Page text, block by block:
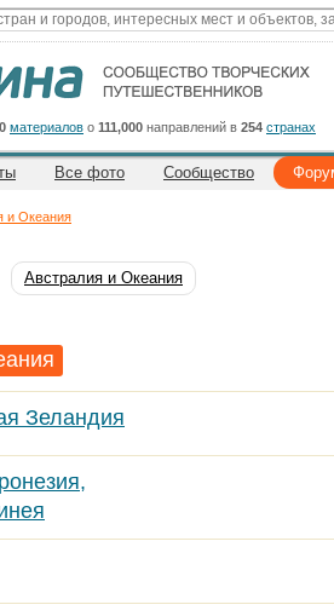
материалов о 111,000 направлений в 254 странах
Все фото Сообщество
и Океания
Австралия и Океания
Зеландия